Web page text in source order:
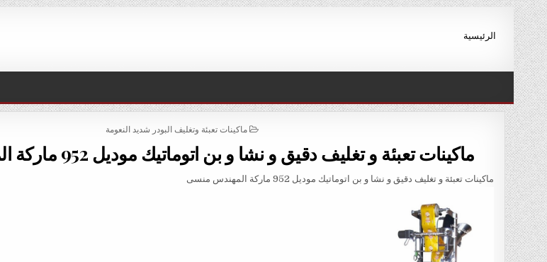
Skip
to
content
الرئيسية
POSTED
ماكينات تعبئة وتغليف البودر شديد النعومة
ماكينات تعبئة و تغليف دقيق و نشا و بن اتوماتيك موديل 952 ماركة المهندس منسى
ماكينات تعبئة و تغليف دقيق و نشا و بن اتوماتيك موديل 952 ماركة المهندس منسى